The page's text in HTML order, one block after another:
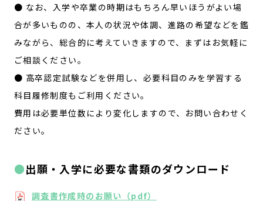
● なお、入学や卒業の時期はもちろん早いほうがよい場
合が多いものの、本人の状況や体調、進路の希望などを鑑
みながら、総合的に考えていきますので、まずはお気軽に
ご相談ください。
● 高卒認定試験などを併用し、必要科目のみを学習する
科目履修制度もご利用ください。
費用は必要単位数により変化しますので、お問い合わせく
ださい。
出願・入学に必要な書類のダウンロード
調査書作成時のお願い（pdf）